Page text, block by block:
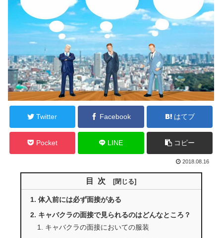
Twitter Facebook はてブ
Pocket LINE コピー
2018.08.16
目次
体入前には必ず面接がある
キャバクラの面接で見られるのはどんなところ？
キャバクラの面接においての服装